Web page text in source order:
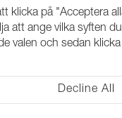
klicka på "Acceptera
att ange vilka syften
valen och sedan
Decline All